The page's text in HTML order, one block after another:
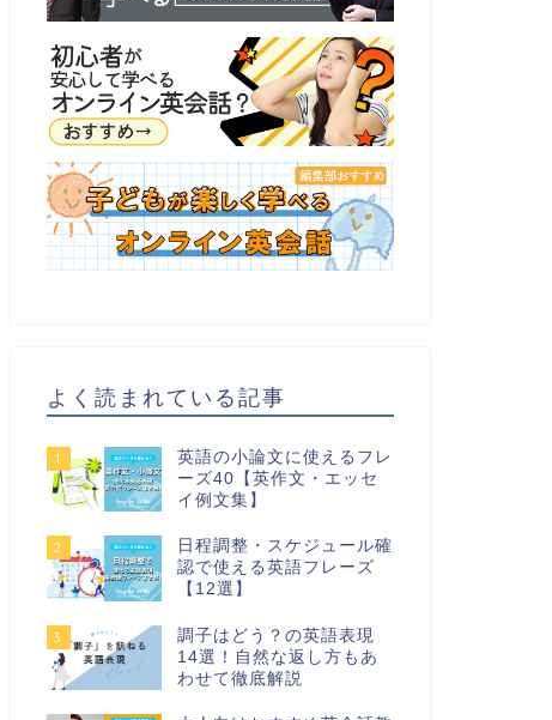
よく読まれている記事
1
英語の小論文に使えるフレ
ーズ40【英作文・エッセ
イ例文集】
2
日程調整・スケジュール確
認で使える英語フレーズ
【12選】
3
調子はどう？の英語表現
14選！自然な返し方もあ
わせて徹底解説